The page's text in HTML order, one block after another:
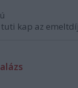
kap az